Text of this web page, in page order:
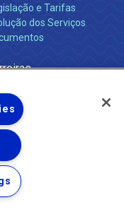
e Tarifas
dos Serviços